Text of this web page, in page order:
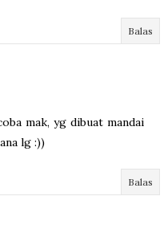
Balas
mak, yg dibuat mandai
lg :))
Balas